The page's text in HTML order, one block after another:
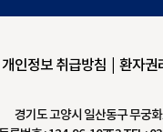
개인정보 취급방침 환자권
경기도 고양시 일산동구 무궁